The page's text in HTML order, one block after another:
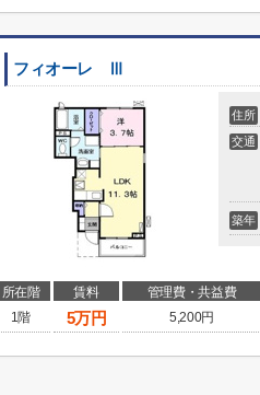
フィオーレ Ⅲ
住所
交通
築年
所在階 賃料 管理費・共益費
1階
5万円 5,200円